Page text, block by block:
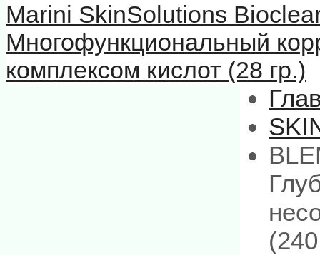
Marini SkinSolutions
Многофункциональный
комплексом кислот (28 гр.)